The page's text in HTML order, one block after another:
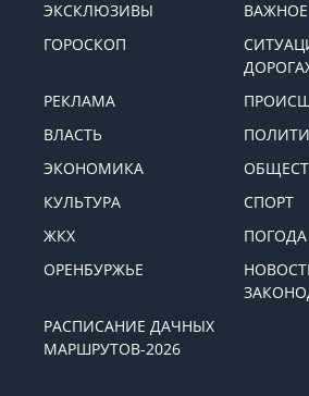
ЭКСКЛЮЗИВЫ
ВАЖНОЕ
ГОРОСКОП
РЕКЛАМА
ВЛАСТЬ
ЭКОНОМИКА
КУЛЬТУРА
СПОРТ
ЖКХ
ПОГОДА
ОРЕНБУРЖЬЕ
РАСПИСАНИЕ ДАЧНЫХ
МАРШРУТОВ-2026